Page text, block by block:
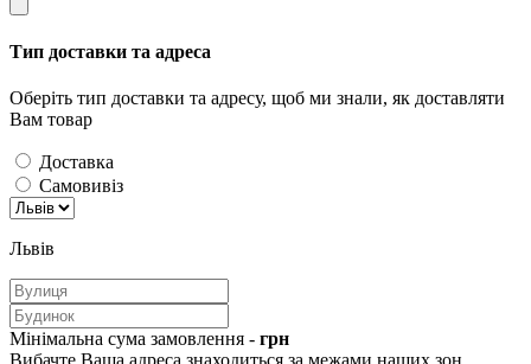
Тип доставки та адреса
Оберіть тип доставки та адресу, щоб ми знали, як доставляти
Вам товар
Доставка
Самовивіз
Львів
Мінімальна сума замовлення - грн
Вибачте Ваша адреса знаходиться за межами наших зон